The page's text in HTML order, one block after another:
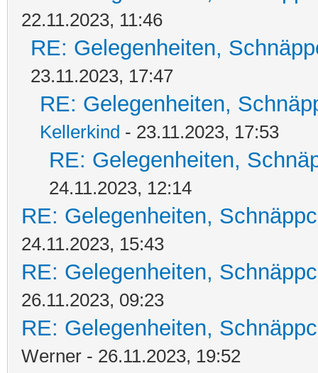
22.11.2023, 11:46
RE: Gelegenheiten,
23.11.2023, 17:47
RE: Gelegenheiten,
Kellerkind - 23.11.2023, 17:53
RE: Gelegenheiten,
24.11.2023, 12:14
RE: Gelegenheiten,
24.11.2023, 15:43
RE: Gelegenheiten,
26.11.2023, 09:23
RE: Gelegenheiten,
Werner - 26.11.2023, 19:52